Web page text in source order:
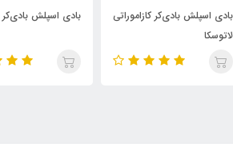
بادی اسپلش بادی‌کر آنجلز شیر
بادی اسپلش مردانه